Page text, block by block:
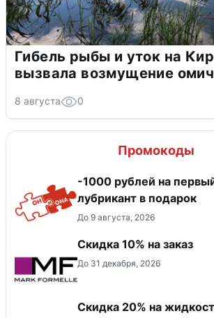
Гибель рыбы и уток на
вызвала возмущение
8 августа 0
Промокоды
-1000 рублей на
лубрикант в подарок
До 9 августа, 2026
Скидка 10% на заказ
До 31 декабря, 2026
Скидка 20% на